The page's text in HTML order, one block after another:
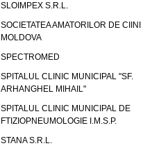
SLOIMPEX S.R.L.
SOCIETATEA AMATORILOR DE CIINI
MOLDOVA
SPECTROMED
SPITALUL CLINIC MUNICIPAL "SF.
ARHANGHEL MIHAIL"
SPITALUL CLINIC MUNICIPAL DE
FTIZIOPNEUMOLOGIE I.M.S.P.
STANA S.R.L.